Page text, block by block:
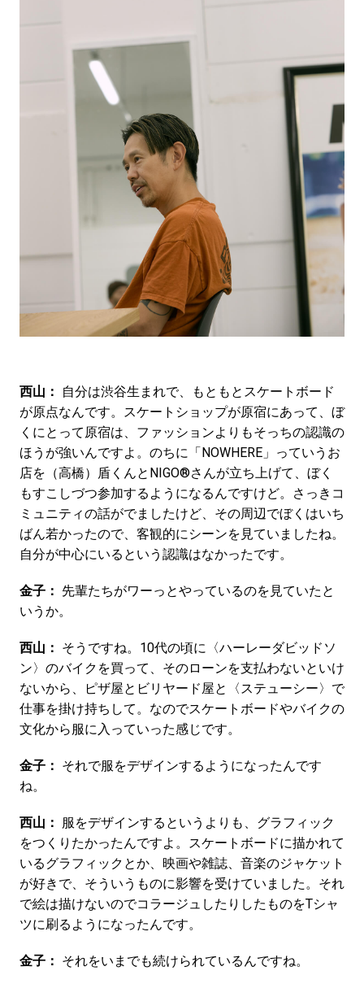
西山：
自分は渋谷生まれで、もともとスケートボード
が原点なんです。スケートショップが原宿にあって、ぼ
くにとって原宿は、ファッションよりもそっちの認識の
ほうが強いんですよ。のちに「NOWHERE」っていうお
店を（高橋）盾くんとNIGO®さんが立ち上げて、ぼく
もすこしづつ参加するようになるんですけど。さっきコ
ミュニティの話がでましたけど、その周辺でぼくはいち
ばん若かったので、客観的にシーンを見ていましたね。
自分が中心にいるという認識はなかったです。
金子： 先輩たちがワーっとやっているのを見ていたと
いうか。
西山： そうですね。10代の頃に〈ハーレーダビッドソ
ン〉のバイクを買って、そのローンを支払わないといけ
ないから、ピザ屋とビリヤード屋と〈ステューシー〉で
仕事を掛け持ちして。なのでスケートボードやバイクの
文化から服に入っていった感じです。
金子： それで服をデザインするようになったんです
ね。
西山： 服をデザインするというよりも、グラフィック
をつくりたかったんですよ。スケートボードに描かれて
いるグラフィックとか、映画や雑誌、音楽のジャケット
が好きで、そういうものに影響を受けていました。それ
で絵は描けないのでコラージュしたりしたものをTシャ
ツに刷るようになったんです。
金子： それをいまでも続けられているんですね。